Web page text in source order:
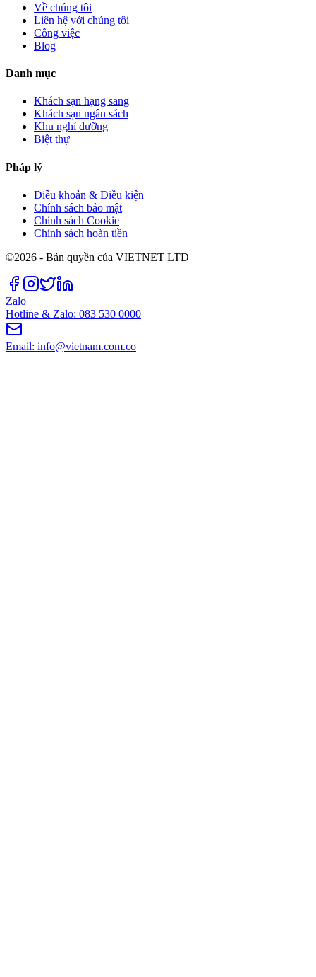
Về chúng tôi
Liên hệ với chúng tôi
Công việc
Blog
Danh mục
Khách sạn hạng sang
Khách sạn ngân sách
Khu nghỉ dưỡng
Biệt thự
Pháp lý
Điều khoản & Điều kiện
Chính sách bảo mật
Chính sách Cookie
Chính sách hoàn tiền
©2026 - Bản quyền của VIETNET LTD
Zalo
Hotline & Zalo: 083 530 0000
Email: info@vietnam.com.co